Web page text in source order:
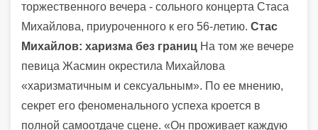
торжественного вечера - сольного концерта Стаса
Михайлова, приуроченного к его 56-летию. Стас
Михайлов: харизма без границ На том же вечере
певица Жасмин окрестила Михайлова
«харизматичным и сексуальным». По ее мнению,
секрет его феноменального успеха кроется в
полной самоотдаче сцене. «Он проживает каждую